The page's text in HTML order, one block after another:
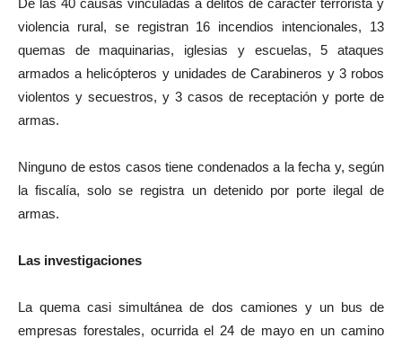
De las 40 causas vinculadas a delitos de carácter terrorista y
violencia rural, se registran 16 incendios intencionales, 13
quemas de maquinarias, iglesias y escuelas, 5 ataques
armados a helicópteros y unidades de Carabineros y 3 robos
violentos y secuestros, y 3 casos de receptación y porte de
armas.
Ninguno de estos casos tiene condenados a la fecha y, según
la fiscalía, solo se registra un detenido por porte ilegal de
armas.
Las investigaciones
La quema casi simultánea de dos camiones y un bus de
empresas forestales, ocurrida el 24 de mayo en un camino